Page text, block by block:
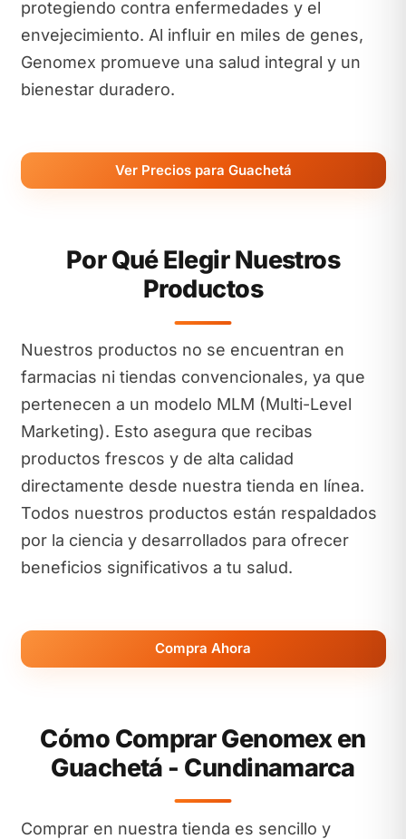
protegiendo contra enfermedades y el
envejecimiento. Al influir en miles de genes,
Genomex promueve una salud integral y un
bienestar duradero.
Ver Precios para Guachetá
Por Qué Elegir Nuestros
Productos
Nuestros productos no se encuentran en
farmacias ni tiendas convencionales, ya que
pertenecen a un modelo MLM (Multi-Level
Marketing). Esto asegura que recibas
productos frescos y de alta calidad
directamente desde nuestra tienda en línea.
Todos nuestros productos están respaldados
por la ciencia y desarrollados para ofrecer
beneficios significativos a tu salud.
Compra Ahora
Cómo Comprar Genomex en
Guachetá - Cundinamarca
Comprar en nuestra tienda es sencillo y